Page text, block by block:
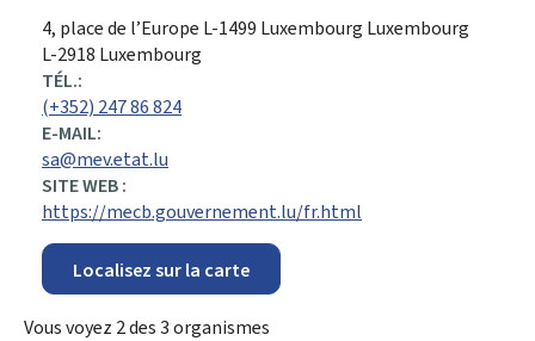
ADRESSE
:
4, place de l’Europe L-1499 Luxembourg Luxembourg
L-2918 Luxembourg
TÉL.:
(+352) 247 86 824
E-MAIL:
sa@mev.etat.lu
SITE WEB :
https://mecb.gouvernement.lu/fr.html
Localisez sur la carte
Vous voyez 2des3organismes